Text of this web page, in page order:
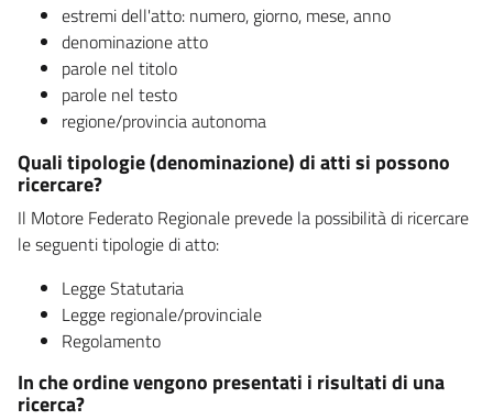
estremi dell'atto: numero, giorno, mese, anno
denominazione atto
parole nel titolo
parole nel testo
regione/provincia autonoma
Quali tipologie (denominazione) di atti si possono
ricercare?
Il Motore Federato Regionale prevede la possibilità di ricercare
le seguenti tipologie di atto:
Legge Statutaria
Legge regionale/provinciale
Regolamento
In che ordine vengono presentati i risultati di una
ricerca?